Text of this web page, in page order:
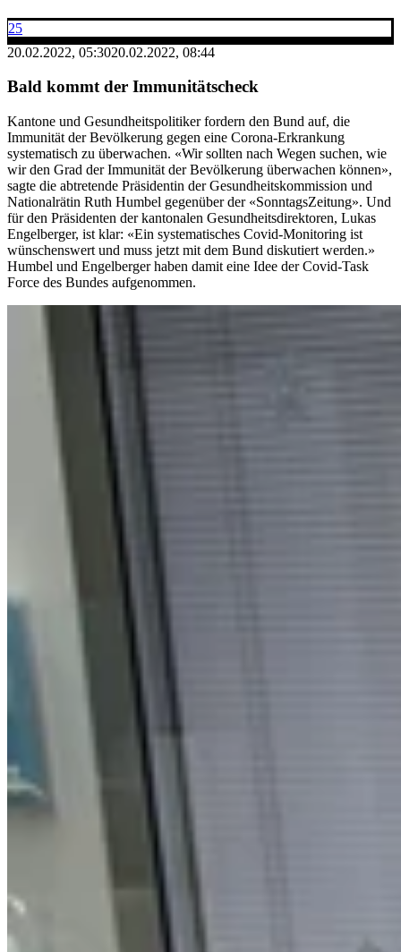
25
20.02.2022, 05:3020.02.2022, 08:44
Bald kommt der Immunitätscheck
Kantone und Gesundheitspolitiker fordern den Bund auf, die
Immunität der Bevölkerung gegen eine Corona-Erkrankung
systematisch zu überwachen. «Wir sollten nach Wegen suchen, wie
wir den Grad der Immunität der Bevölkerung überwachen können»,
sagte die abtretende Präsidentin der Gesundheitskommission und
Nationalrätin Ruth Humbel gegenüber der «SonntagsZeitung». Und
für den Präsidenten der kantonalen Gesundheitsdirektoren, Lukas
Engelberger, ist klar: «Ein systematisches Covid-Monitoring ist
wünschenswert und muss jetzt mit dem Bund diskutiert werden.»
Humbel und Engelberger haben damit eine Idee der Covid-Task
Force des Bundes aufgenommen.